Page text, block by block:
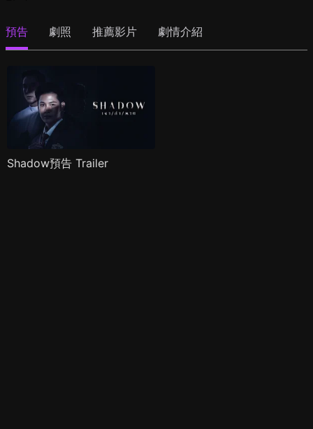
預告 劇照 推薦影片 劇情介紹
Shadow預告 Trailer